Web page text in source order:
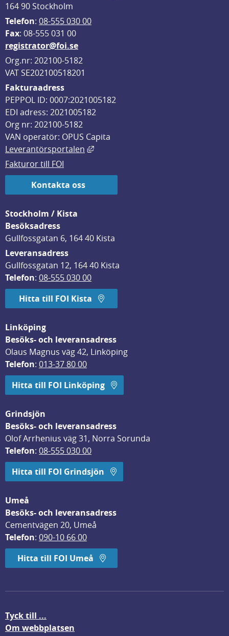
164 90 Stockholm
Telefon: 08-555 030 00
Fax: 08-555 031 00
registrator@foi.se
Org.nr: 202100-5182
VAT SE202100518201
Fakturaadress
PEPPOL ID: 0007:2021005182
EDI adress: 2021005182
Org nr: 202100-5182
VAN operatör: OPUS Capita
Leverantörsportalen
Länk till annan webbplats, öppnas
Fakturor till FOI
Kontakta oss
Stockholm / Kista
Besöksadress
Gullfossgatan 6, 164 40 Kista
Leveransadress
Gullfossgatan 12, 164 40 Kista
Telefon: 08-555 030 00
Hitta till FOI Kista
Linköping
Besöks- och leveransadress
Olaus Magnus väg 42, Linköping
Telefon: 013-37 80 00
Hitta till FOI Linköping
Grindsjön
Besöks- och leveransadress
Olof Arrhenius väg 31, Norra Sorunda
Telefon: 08-555 030 00
Hitta till FOI Grindsjön
Umeå
Besöks- och leveransadress
Cementvägen 20, Umeå
Telefon: 090-10 66 00
Hitta till FOI Umeå
Tyck till ...
Om webbplatsen